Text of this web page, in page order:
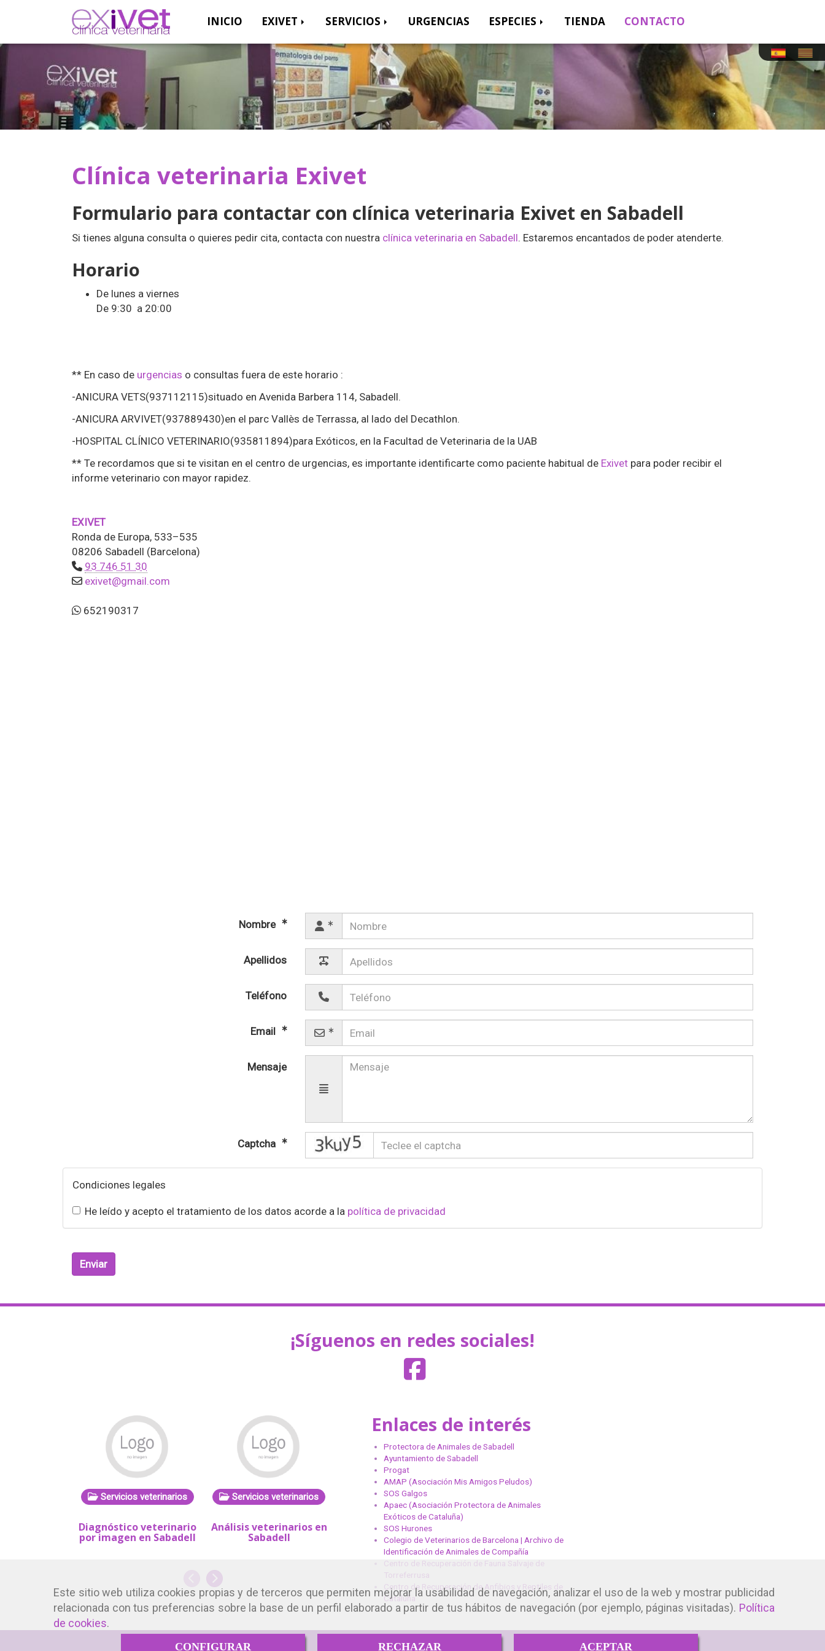
Este sitio web utiliza cookies propias y de terceros que permiten mejorar la usabilidad de navegación, analizar el uso de la web y mostrar publicidad
relacionada con tus preferencias sobre la base de un perfil elaborado a partir de tus hábitos de navegación (por ejemplo, páginas visitadas). Política
de cookies.
CONFIGURAR RECHAZAR ACEPTAR
INICIO EXIVET SERVICIOS URGENCIAS ESPECIES TIENDA CONTACTO
Clínica veterinaria Exivet
Formulario para contactar con clínica veterinaria Exivet en Sabadell
Si tienes alguna consulta o quieres pedir cita, contacta con nuestra clínica veterinaria en Sabadell. Estaremos encantados de poder atenderte.
Horario
De lunes a viernes
De 9:30 a 20:00
** En caso de urgencias o consultas fuera de este horario :
-ANICURA VETS(937112115)situado en Avenida Barbera 114, Sabadell.
-ANICURA ARVIVET(937889430)en el parc Vallès de Terrassa, al lado del Decathlon.
-HOSPITAL CLÍNICO VETERINARIO(935811894)para Exóticos, en la Facultad de Veterinaria de la UAB
** Te recordamos que si te visitan en el centro de urgencias, es importante identificarte como paciente habitual de Exivet para poder recibir el
informe veterinario con mayor rapidez.
EXIVET
Ronda de Europa, 533–535
08206 Sabadell (Barcelona)
93 746 51 30
exivet
gmail.com
652190317
Nombre
Apellidos
Teléfono
Email
Mensaje
Captcha captcha
Condiciones legales
He leído y acepto el tratamiento de los datos acorde a la política de privacidad
Enviar
¡Síguenos en redes sociales!
Servicios veterinarios
Diagnóstico veterinario
por imagen en Sabadell
Servicios veterinarios
Análisis veterinarios en
Sabadell
Servicios veterinarios
Oncología veterinaria
en Sabadell Sabadell
Disponemos de quirófano en
de los medios necesarios para
garantizar una monitorización
de la anestesia adecuada para
Además, al disponer de
laboratorio propio podemos
AnteriorSiguiente
Enlaces de interés
Protectora de Animales de Sabadell
Ayuntamiento de Sabadell
Progat
AMAP (Asociación Mis Amigos Peludos)
SOS Galgos
Apaec (Asociación Protectora de Animales
Exóticos de Cataluña)
SOS Hurones
Colegio de Veterinarios de Barcelona | Archivo de
Identificación de Animales de Compañía
Centro de Recuperación de Fauna Salvaje de
Torreferrusa
Centro de Recuperación de Anfibios y Reptiles de
Cataluña